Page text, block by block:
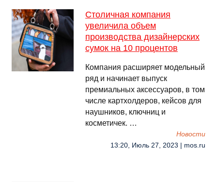
Столичная компания
увеличила объем
производства дизайнерских
сумок на 10 процентов
Компания расширяет модельный
ряд и начинает выпуск
премиальных аксессуаров, в том
числе картхолдеров, кейсов для
наушников, ключниц и
косметичек. …
Новости
13:20, Июль 27, 2023 | mos.ru